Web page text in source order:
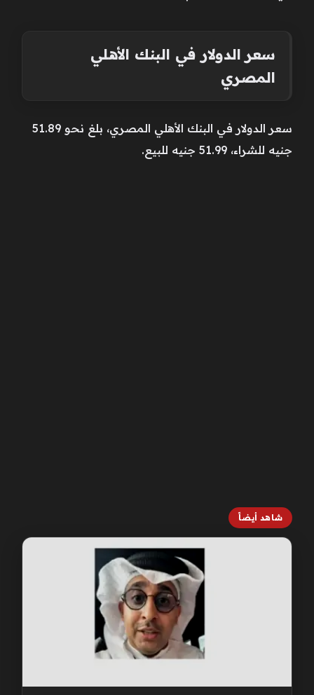
سعر الدولار في البنك الأهلي
المصري
سعر الدولار في البنك الأهلي المصري، بلغ نحو 51.89
جنيه للشراء، 51.99 جنيه للبيع.
شاهد أيضاً